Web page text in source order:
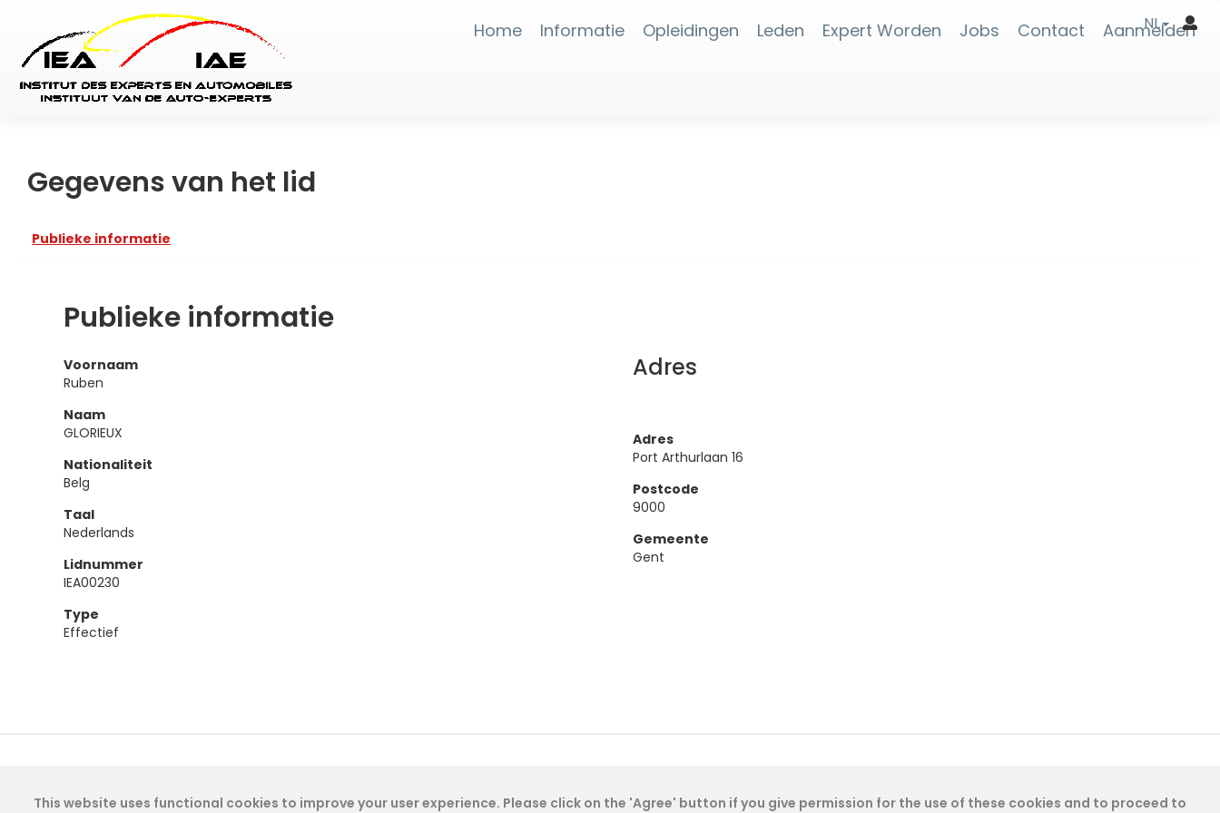
Home Informatie Opleidingen Leden Expert Worden Jobs Contact Aanmelden
NL
Gegevens van het lid
Publieke informatie
Publieke informatie
Voornaam
Ruben
Naam
GLORIEUX
Nationaliteit
Belg
Taal
Nederlands
Lidnummer
IEA00230
Type
Effectief
Adres
Adres
Port Arthurlaan 16
Postcode
9000
Gemeente
Gent
This website uses functional cookies to improve your user experience. Please click on the 'Agree' button if you give permission for the use of these cookies and to proceed to